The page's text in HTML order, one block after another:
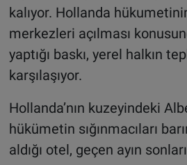
kalıyor. Hollanda
merkezleri açılması
yaptığı baskı, yerel halkın
karşılaşıyor.
Hollanda’nın kuzeyindeki
hükümetin sığınmacıları
aldığı otel, geçen ayın